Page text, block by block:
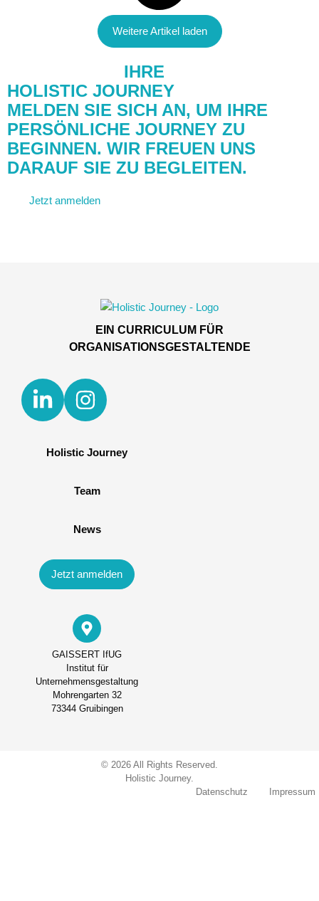
Weitere Artikel laden
IHRE
HOLISTIC JOURNEY
MELDEN SIE SICH AN, UM IHRE
PERSÖNLICHE JOURNEY ZU
BEGINNEN. WIR FREUEN UNS
DARAUF SIE ZU BEGLEITEN.
Jetzt anmelden
EIN CURRICULUM FÜR
ORGANISATIONSGESTALTENDE
Holistic Journey
Team
News
Jetzt anmelden
GAISSERT IfUG
Institut für
Unternehmensgestaltung
Mohrengarten 32
73344 Gruibingen
© 2026 All Rights Reserved.
Holistic Journey.
Datenschutz
Impressum